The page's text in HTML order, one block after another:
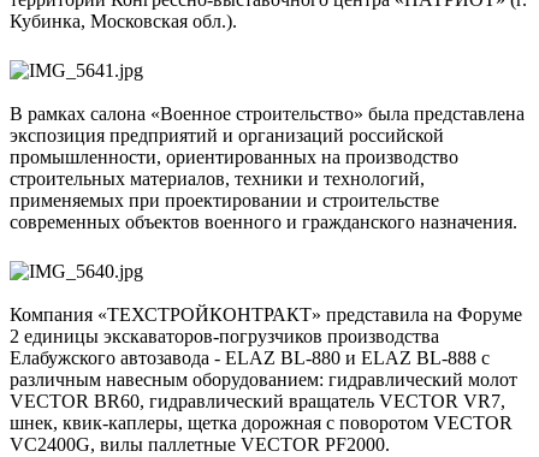
Кубинка, Московская обл.).
В рамках салона «Военное строительство» была представлена
экспозиция предприятий и организаций российской
промышленности, ориентированных на производство
строительных материалов, техники и технологий,
применяемых при проектировании и строительстве
современных объектов военного и гражданского назначения.
Компания «ТЕХСТРОЙКОНТРАКТ» представила на Форуме
2 единицы экскаваторов-погрузчиков производства
Елабужского автозавода - ELAZ BL-880 и ELAZ BL-888 с
различным навесным оборудованием: гидравлический молот
VECTOR BR60, гидравлический вращатель VECTOR VR7,
шнек, квик-каплеры, щетка дорожная с поворотом VECTOR
VC2400G, вилы паллетные VECTOR PF2000.